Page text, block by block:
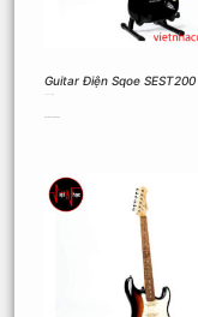
Guitar Điện Sqoe